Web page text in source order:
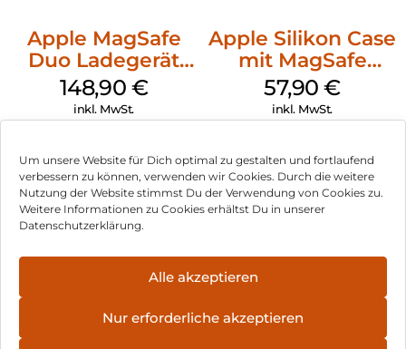
Um unsere Website für Dich optimal zu gestalten und fortlaufend
verbessern zu können, verwenden wir Cookies. Durch die weitere
Nutzung der Website stimmst Du der Verwendung von Cookies zu.
Weitere Informationen zu Cookies erhältst Du in unserer
Datenschutzerklärung.
Alle akzeptieren
Nur erforderliche akzeptieren
Apple MagSafe
Duo Ladegerät
Weiß
148,90 €
inkl. MwSt.
Apple Silikon Case
mit MagSafe
iPhone 14 Pro
(PRODUCT)RED
57,90€
inkl. MwSt.
Impressum
Hinweis zur Batterieentsorgung